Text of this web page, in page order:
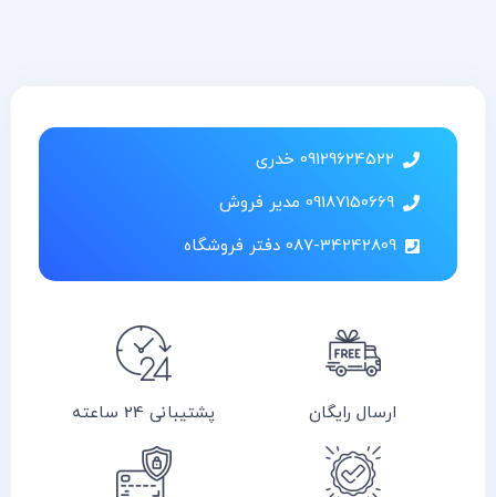
09129624522 خدری
09187150669 مدیر فروش
087-34242809 دفتر فروشگاه
ارسال رایگان پشتیبانی 24 ساعته